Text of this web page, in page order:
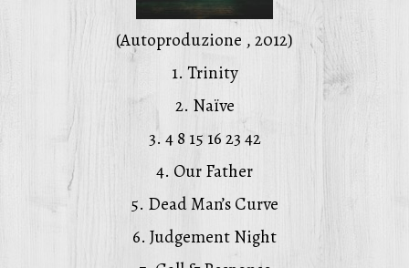
(Autoproduzione , 2012)
1. Trinity
2. Naïve
3. 4 8 15 16 23 42
4. Our Father
5. Dead Man’s Curve
6. Judgement Night